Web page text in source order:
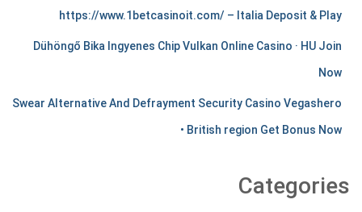
a
n
s
r
https://www.1betcasinoit.com/ – Italia Deposit & Play
Dühöngő Bika Ingyenes Chip Vulkan Online Casino · HU Join
Now
Swear Alternative And Defrayment Security Casino Vegashero
• British region Get Bonus Now
Categories